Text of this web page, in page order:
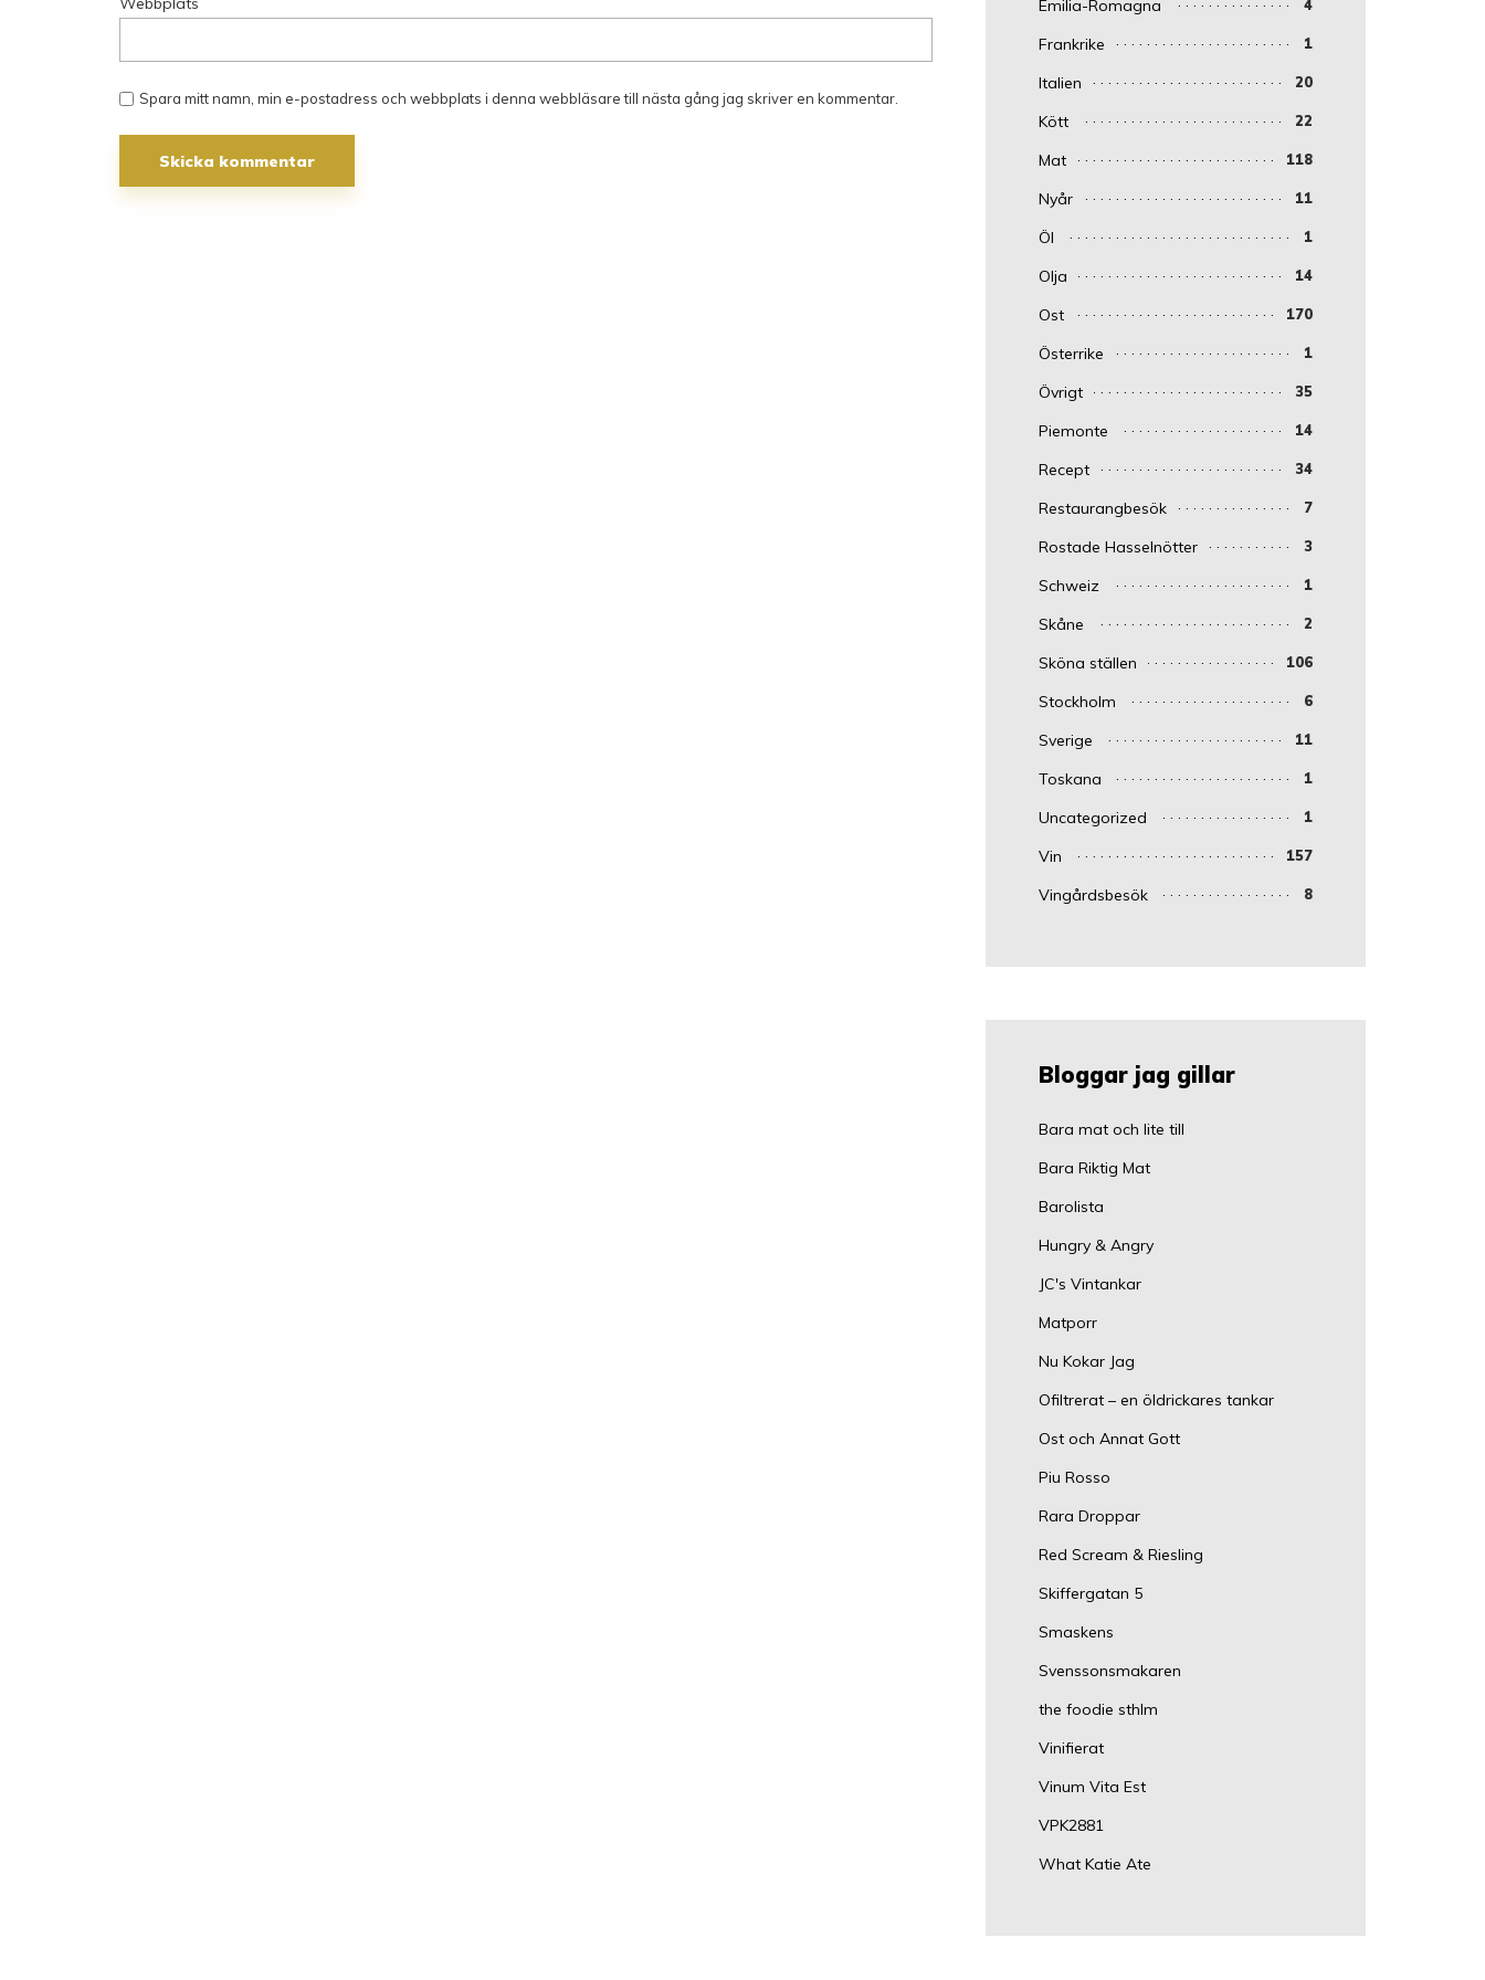
Spara mitt namn, min e-postadress och webbplats i denna webbläsare till nästa gång jag skriver en kommentar.
Emilia-Romagna 4
Frankrike 1
Italien 20
Kött 22
Mat 118
Nyår 11
Öl 1
Olja 14
Ost 170
Österrike 1
Övrigt 35
Piemonte 14
Recept 34
Restaurangbesök 7
Rostade Hasselnötter 3
Schweiz 1
Skåne 2
Sköna ställen 106
Stockholm 6
Sverige 11
Toskana 1
Uncategorized 1
Vin 157
Vingårdsbesök 8
Bloggar jag gillar
Bara mat och lite till
Bara Riktig Mat
Barolista
Hungry & Angry
JC's Vintankar
Matporr
Nu Kokar Jag
Ofiltrerat – en öldrickares tankar
Ost och Annat Gott
Piu Rosso
Rara Droppar
Red Scream & Riesling
Skiffergatan 5
Smaskens
Svenssonsmakaren
the foodie sthlm
Vinifierat
Vinum Vita Est
VPK2881
What Katie Ate